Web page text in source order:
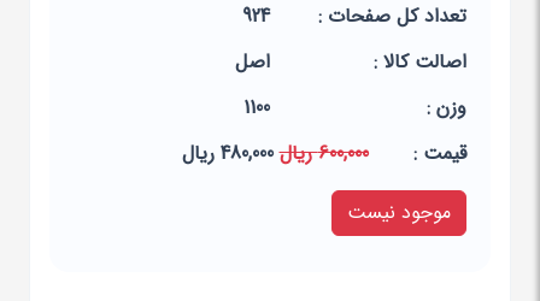
تعداد کل صفحات :
924
اصالت کالا :
اصل
وزن :
1100
قيمت :
600,000 ریال
480,000 ریال
موجود نیست